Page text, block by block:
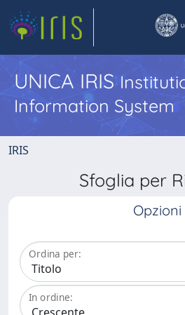
UNICA IRIS
Information System
IRIS
Sfoglia per
Opzioni
Ordina per:
In ordine: